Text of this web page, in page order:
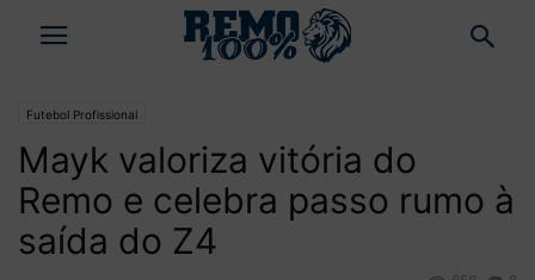
Futebol Profissional
Mayk valoriza vitória do
Remo e celebra passo rumo à
saída do Z4